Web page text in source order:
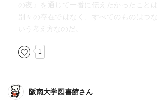
銀河鉄道の夜
それは贖罪意識。そして罪を過剰に意識
でも身をすててでもやらねばとおもう実践
の夜』を通じて一番に伝えたかったこと
別々の存在ではなく、すべてのものはつ
いう考え方なのだ。
1
阪南大学図書館さん